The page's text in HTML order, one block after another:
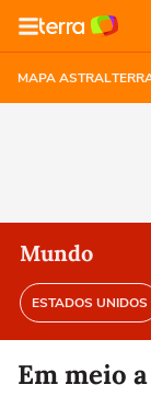
MAPA ASTRAL
Mundo
ESTADOS UNIDOS
Em meio